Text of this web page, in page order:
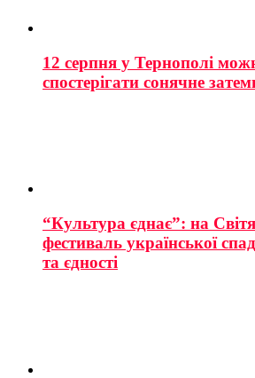
12 серпня у Тернополі
спостерігати сонячне
“Культура єднає”: на
фестиваль української
та єдності